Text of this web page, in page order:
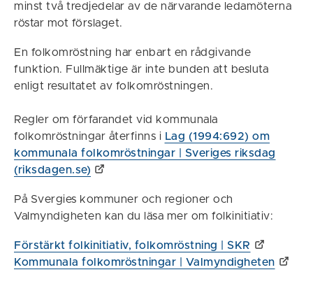
minst två tredjedelar av de närvarande ledamöterna
röstar mot förslaget.
En folkomröstning har enbart en rådgivande
funktion. Fullmäktige är inte bunden att besluta
enligt resultatet av folkomröstningen.
Regler om förfarandet vid kommunala
folkomröstningar återfinns i Lag (1994:692) om
kommunala folkomröstningar | Sveriges riksdag
(riksdagen.se)
På Svergies kommuner och regioner och
Valmyndigheten kan du läsa mer om folkinitiativ:
Förstärkt folkinitiativ, folkomröstning | SKR
Kommunala folkomröstningar | Valmyndigheten